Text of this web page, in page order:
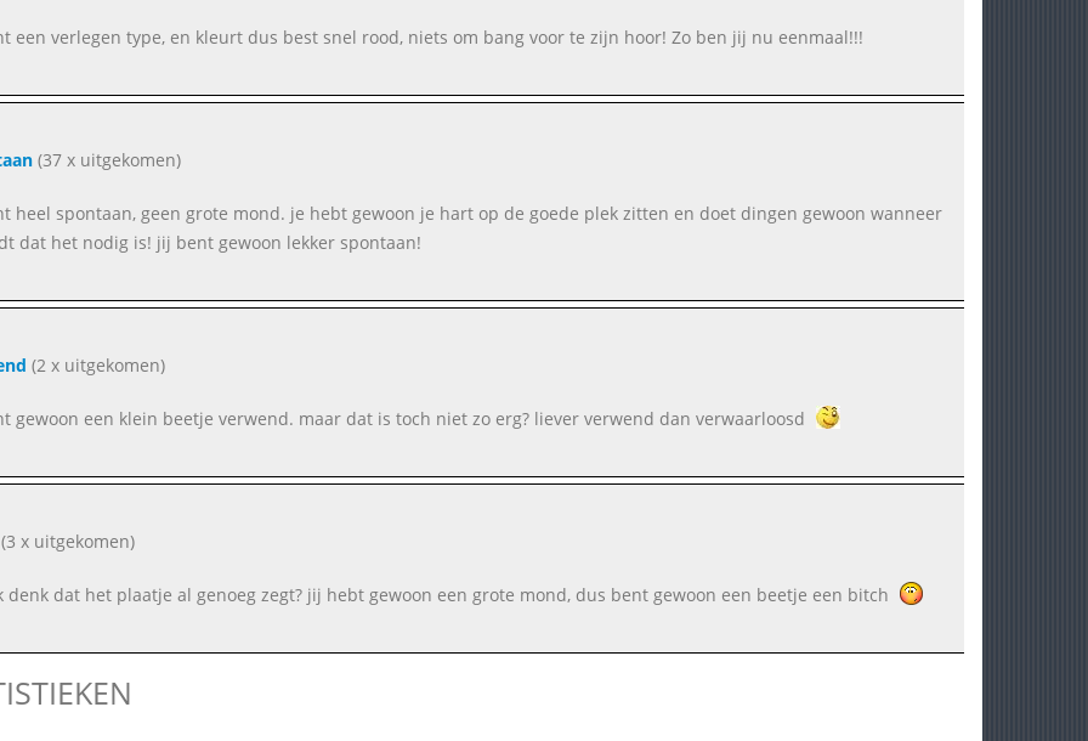
een verlegen type, en kleurt dus best snel rood, niets om bang voor te zijn hoor! Zo ben jij nu eenmaal!!!
(37 x uitgekomen)
heel spontaan, geen grote mond. je hebt gewoon je hart op de goede plek zitten en doet dingen gewoon wanneer
dat het nodig is! jij bent gewoon lekker spontaan!
(2 x uitgekomen)
gewoon een klein beetje verwend. maar dat is toch niet zo erg? liever verwend dan verwaarloosd
x uitgekomen)
denk dat het plaatje al genoeg zegt? jij hebt gewoon een grote mond, dus bent gewoon een beetje een bitch